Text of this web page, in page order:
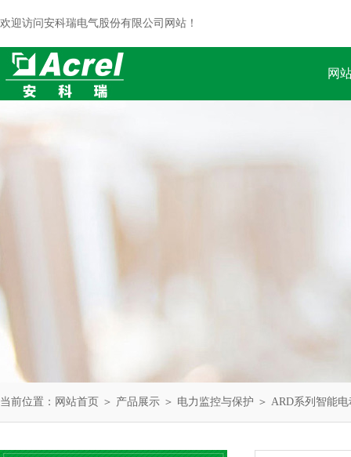
欢迎访问安科瑞电气股份有限公司网站！
网
当前位置： 网站首页 ＞ 产品展示 ＞ 电力监控与保护 ＞ ARD系列智能